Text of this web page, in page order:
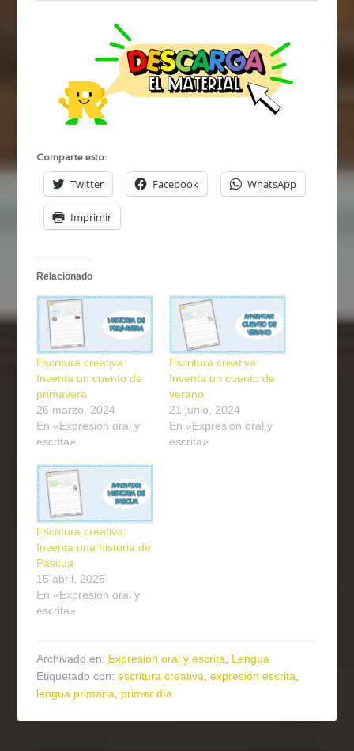
Comparte esto:
Twitter Facebook WhatsApp
Imprimir
Relacionado
Escritura creativa:
Inventa un cuento de
primavera
26 marzo, 2024
En «Expresión oral y
escrita»
Escritura creativa:
Inventa un cuento de
verano
21 junio, 2024
En «Expresión oral y
escrita»
Escritura creativa:
Inventa una historia de
Pascua
15 abril, 2025
En «Expresión oral y
escrita»
Archivado en: Expresión oral y escrita, Lengua
Etiquetado con:escritura creativa,expresión escrita,
lengua primaria, primer día